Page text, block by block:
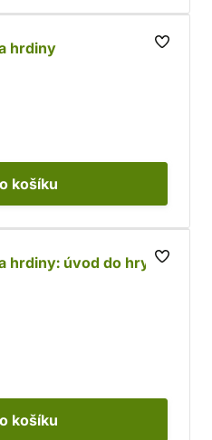
hrdiny
košíku
hrdiny: úvod do hry +
košíku